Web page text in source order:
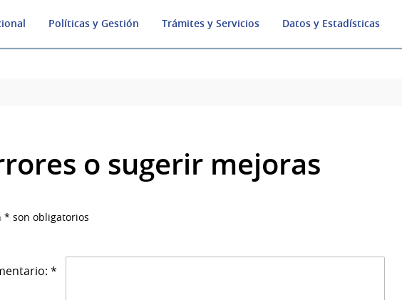
Políticas y Gestión Trámites y Servicios Datos y Estadísticas
o sugerir mejoras
* son obligatorios
*